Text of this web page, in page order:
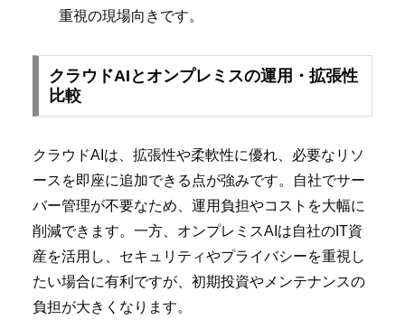
重視の現場向きです。
クラウドAIとオンプレミスの運用・拡張性
比較
クラウドAIは、拡張性や柔軟性に優れ、必要なリソ
ースを即座に追加できる点が強みです。自社でサー
バー管理が不要なため、運用負担やコストを大幅に
削減できます。一方、オンプレミスAIは自社のIT資
産を活用し、セキュリティやプライバシーを重視し
たい場合に有利ですが、初期投資やメンテナンスの
負担が大きくなります。